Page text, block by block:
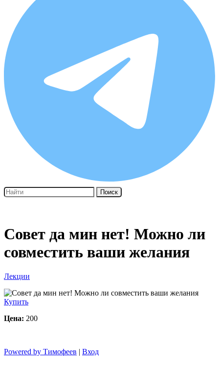
Поиск
Совет да мин нет! Можно ли
совместить ваши желания
Лекции
Купить
Цена: 200
Powered by Тимофеев | Вход